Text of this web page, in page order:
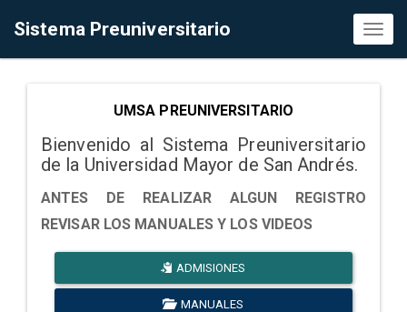
Sistema Preuniversitario
UMSA PREUNIVERSITARIO
Bienvenido al Sistema Preuniversitario
de la Universidad Mayor de San Andrés.
ANTES DE REALIZAR ALGUN REGISTRO
REVISAR LOS MANUALES Y LOS VIDEOS
ADMISIONES
MANUALES